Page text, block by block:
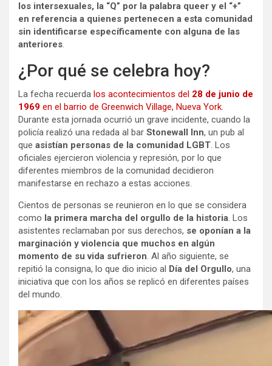
los intersexuales, la “Q” por la palabra queer y el “+”
en referencia a quienes pertenecen a esta comunidad
sin identificarse específicamente con alguna de las
anteriores.
¿Por qué se celebra hoy?
La fecha recuerda los acontecimientos del 28 de junio de
1969 en el barrio de Greenwich Village, Nueva York.
Durante esta jornada ocurrió un grave incidente, cuando la
policía realizó una redada al bar Stonewall Inn, un pub al
que asistían personas de la comunidad LGBT. Los
oficiales ejercieron violencia y represión, por lo que
diferentes miembros de la comunidad decidieron
manifestarse en rechazo a estas acciones.
Cientos de personas se reunieron en lo que se considera
como la primera marcha del orgullo de la historia. Los
asistentes reclamaban por sus derechos, se oponían a la
marginación y violencia que muchos en algún
momento de su vida sufrieron. Al año siguiente, se
repitió la consigna, lo que dio inicio al Día del Orgullo, una
iniciativa que con los años se replicó en diferentes países
del mundo.